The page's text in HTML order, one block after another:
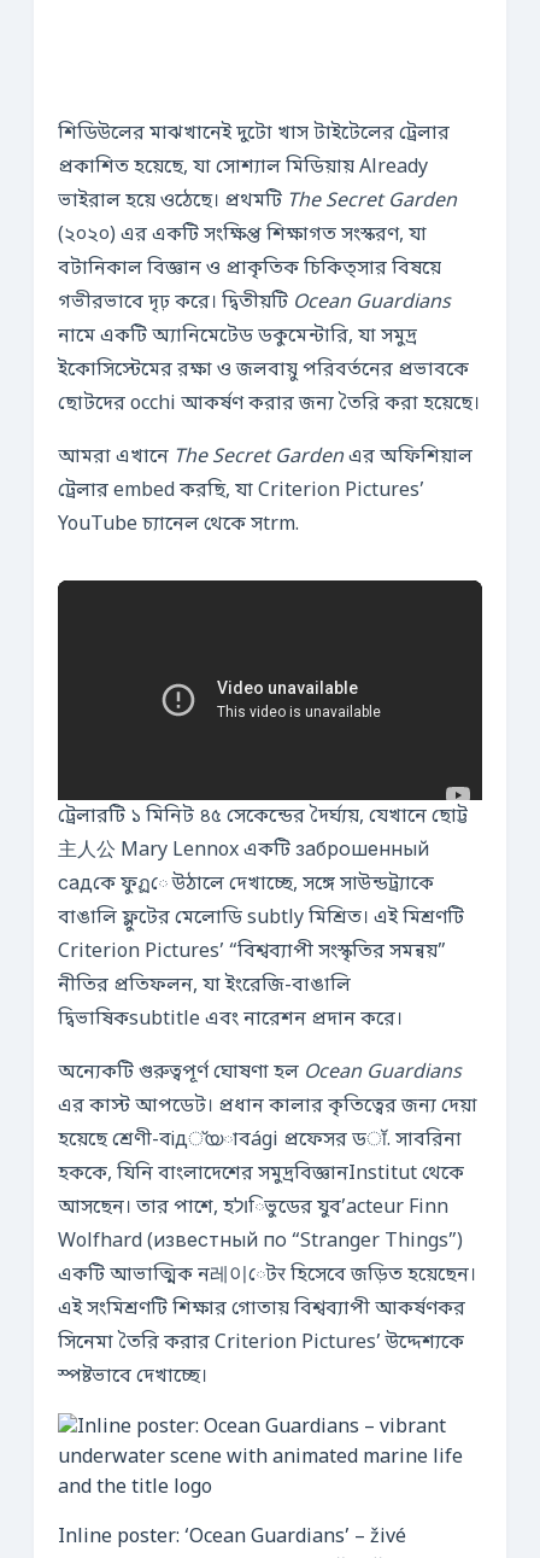
শিডিউলের মাঝখানেই দুটো খাস টাইটেলের ট্রেলার
প্রকাশিত হয়েছে, যা সোশ্যাল মিডিয়ায় Already
ভাইরাল হয়ে ওঠেছে। প্রথমটি The Secret Garden
(২০২০) এর একটি সংক্ষিপ্ত শিক্ষাগত সংস্করণ, যা
বটানিকাল বিজ্ঞান ও প্রাকৃতিক চিকিত্সার বিষয়ে
গভীরভাবে দৃঢ় করে। দ্বিতীয়টি Ocean Guardians
নামে একটি অ্যানিমেটেড ডকুমেন্টারি, যা সমুদ্র
ইকোসিস্টেমের রক্ষা ও জলবায়ু পরিবর্তনের প্রভাবকে
ছোটদের occhi আকর্ষণ করার জন্য তৈরি করা হয়েছে।
আমরা এখানে The Secret Gardenএর অফিশিয়াল
ট্রেলার embed করছি, যা Criterion Pictures’
YouTube চ্যানেল থেকে সtrm.
ট্রেলারটি ১ মিনিট ৪৫ সেকেন্ডের দৈর্ঘ্যয়, যেখানে ছোট্ট
主人公 Mary Lennox একটি заброшенный
садকে ফুฏে উঠালে দেখাচ্ছে, সঙ্গে সাউন্ডট্র্যাকে
বাঙালি ফ্লুটের মেলোডি subtly মিশ্রিত। এই মিশ্রণটি
Criterion Pictures’ “বিশ্বব্যাপী সংস্কৃতির সমন্বয়”
নীতির প্রতিফলন, যা ইংরেজি-বাঙালি
দ্বিভাষিকsubtitle এবং নারেশন প্রদান করে।
অন্যেকটি গুরুত্বপূর্ণ ঘোষণা হল Ocean Guardians
এর কাস্ট আপডেট। প্রধান কালার কৃতিত্বের জন্য দেয়া
হয়েছে শ্রেণী-বід്യাবági প্রফেসর ডॉ. সাবরিনা
হককে, যিনি বাংলাদেশের সমুদ্রবিজ্ঞানInstitut থেকে
আসছেন। তার পাশে, হולিভুডের যুব’acteur Finn
Wolfhard (известный по “Stranger Things”)
একটি আভাত্মিক ন레이েটर হিসেবে জড়িত হয়েছেন।
এই সংমিশ্রণটি শিক্ষার গোতায় বিশ্বব্যাপী আকর্ষণকর
সিনেমা তৈরি করার Criterion Pictures’ উদ্দেশ্যকে
স্পষ্টভাবে দেখাচ্ছে।
Inline poster: ‘Ocean Guardians’ – živé